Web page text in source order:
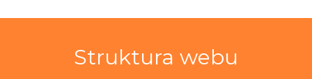
Struktura webu